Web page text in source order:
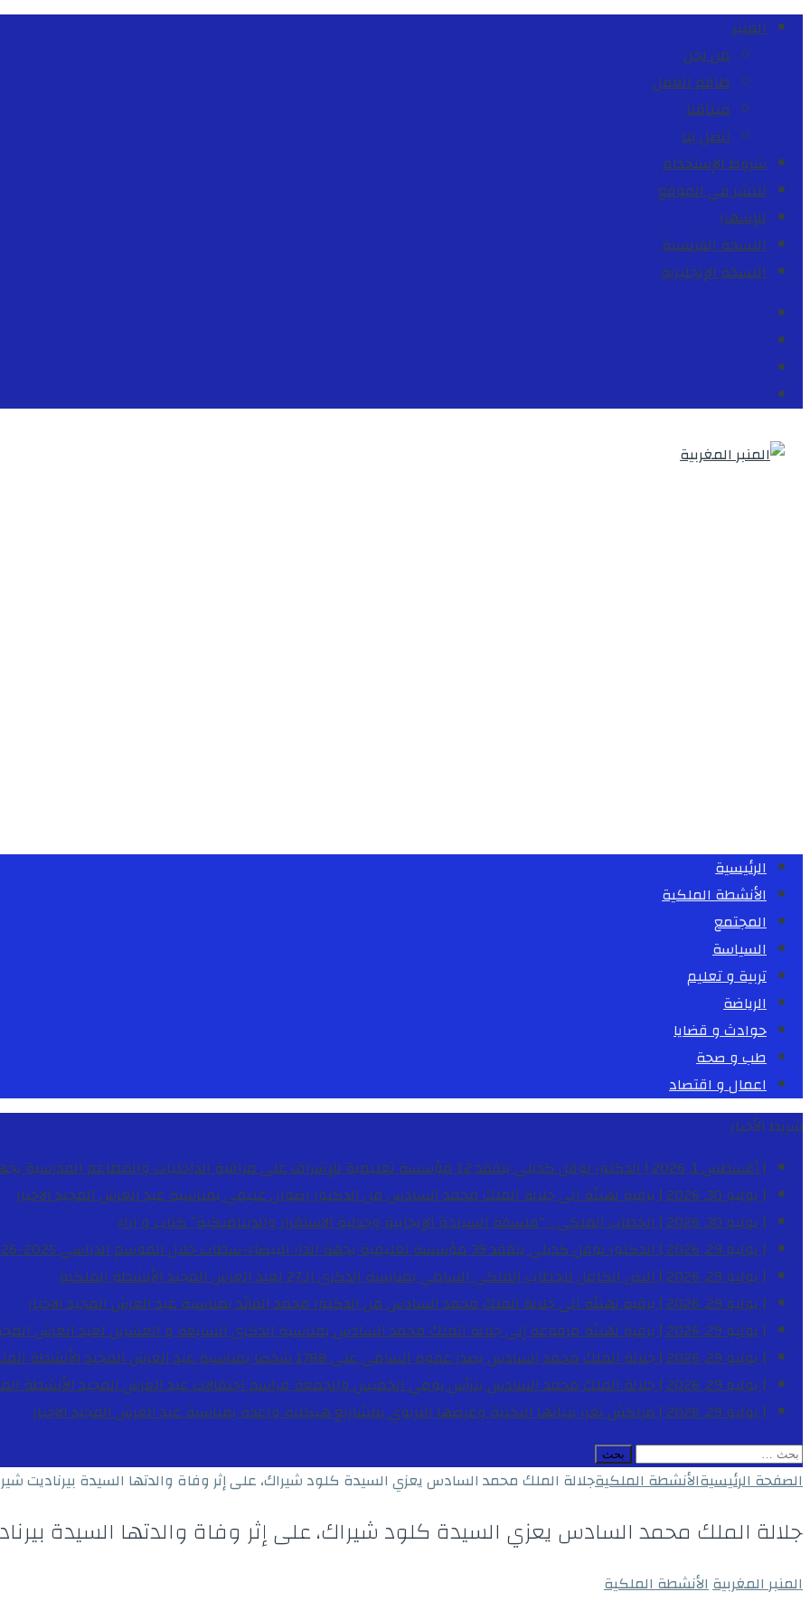
المنبر
من نحن
طاقم العمل
ميثاقنا
اتصل بنا
شروط الإستخدام
للنشر في الموقع
للإشهار
النسخة الفرنسية
النسخة الإنجليزية
الرئيسية
الأنشطة الملكية
المجتمع
السياسة
تربية و تعليم
الرياضة
حوادث و قضايا
طب و صحة
اعمال و اقتصاد
شريط الأخبار
[ أغسطس 1, 2026 ]
الدكتور نوفل كديلي يتفقد 12 مؤسسة تعليمية للإشراف على مراقبة الداخليات والمطاعم المدرسية بجهة الدار البيضاء-سطات
[ يوليو 30, 2026 ]
برقية تهنئة الى جلالة الملك محمد السادس من الدكتور رضوان غنيمي بمناسبة عيد العرش المجيدالاخبار
[ يوليو 30, 2026 ]
الخطاب الملكي .. “فلسفة السيادة الإيجابية وجدلية الاستقرار والديناميكية”كتاب و اراء
[ يوليو 29, 2026 ]
الدكتور نوفل كديلي يتفقد 39 مؤسسة تعليمية بجهة الدار البيضاء-سطات خلال الموسم الدراسي 2025-2026
[ يوليو 29, 2026 ]
النص الكامل للخطاب الملكي السامي بمناسبة الذكرى الـ27 لعيد العرش المجيد
الأنشطة الملكية
[ يوليو 29, 2026 ]
برقية تهنئة الى جلالة الملك محمد السادس من الدكتور محمد الفائد بمناسبة عيد العرش المجيدالاخبار
[ يوليو 29, 2026 ]
برقية تهنئة مرفوعة إلى جلالة الملك محمد السادس بمناسبة الذكرى السابعة و العشرين لعيد العرش
[ يوليو 29, 2026 ]
جلالة الملك محمد السادس يصدر عفوه السامي على 1788 شخصا بمناسبة عيد العرش المجيد
الأنشطة
[ يوليو 29, 2026 ]
جلالة الملك محمد السادس يترأس يومي الخميس والجمعة مراسم احتفالات عيد العرش المجيدالأنشطة
[ يوليو 29, 2026 ]
مراكش تعزز بنياتها التحتية وعرضها التربوي بمشاريع هيكلية واعدة بمناسبة عيد العرش المجيدالاخبار
البحث
عن:
الصفحة الرئيسيةالأنشطة الملكيةجلالة الملك محمد السادس يعزي السيدة كلود شيراك، على إثر وفاة والدتها السيدة بيرناديت
جلالة الملك محمد السادس يعزي السيدة كلود شيراك، على إثر وفاة والدتها السيدة
المنبر المغربيةالأنشطة الملكية